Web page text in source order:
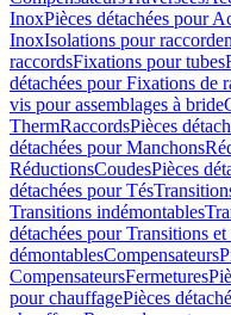
InoxPièces détachées pour
InoxIsolations pour
raccordsFixations pour tubes
détachées pour Fixations de
vis pour assemblages à bride
ThermRaccordsPièces
détachées pour Manchons
RéductionsCoudesPièces
détachées pour Tés
Transitions indémontables
détachées pour Transitions et
démontablesCompensateurs
CompensateursFermetures
pour chauffagePièces